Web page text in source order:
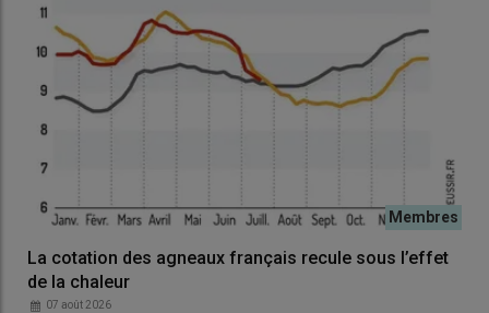
La cotation des agneaux français recule sous l’effet
de la chaleur
07 août 2026